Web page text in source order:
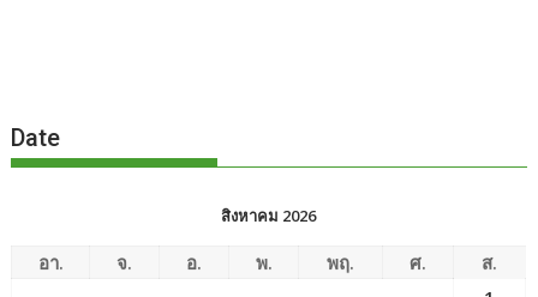
Date
สิงหาคม 2026
อา. จ. อ. พ. พฤ. ศ.
ส.